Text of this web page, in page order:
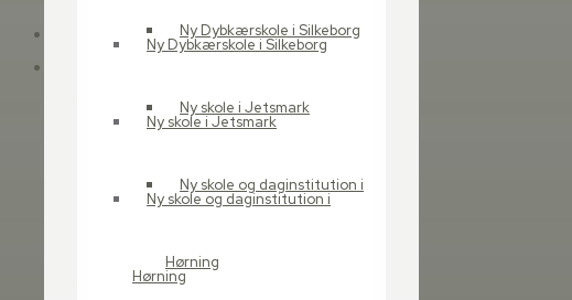
Ny Dybkærskole i Silkeborg
Ny skole i Jetsmark
Ny skole og daginstitution i
Hørning
Ny Dybkærskole i Silkeborg
Ny skole i Jetsmark
Ny skole og daginstitution i
Hørning
Udbudsrådgivning
Fællesbo
Kommune
Skovvangskolen
Læring